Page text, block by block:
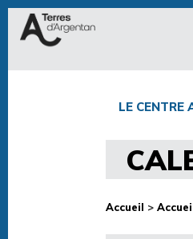
LE CENTRE
Accueil >